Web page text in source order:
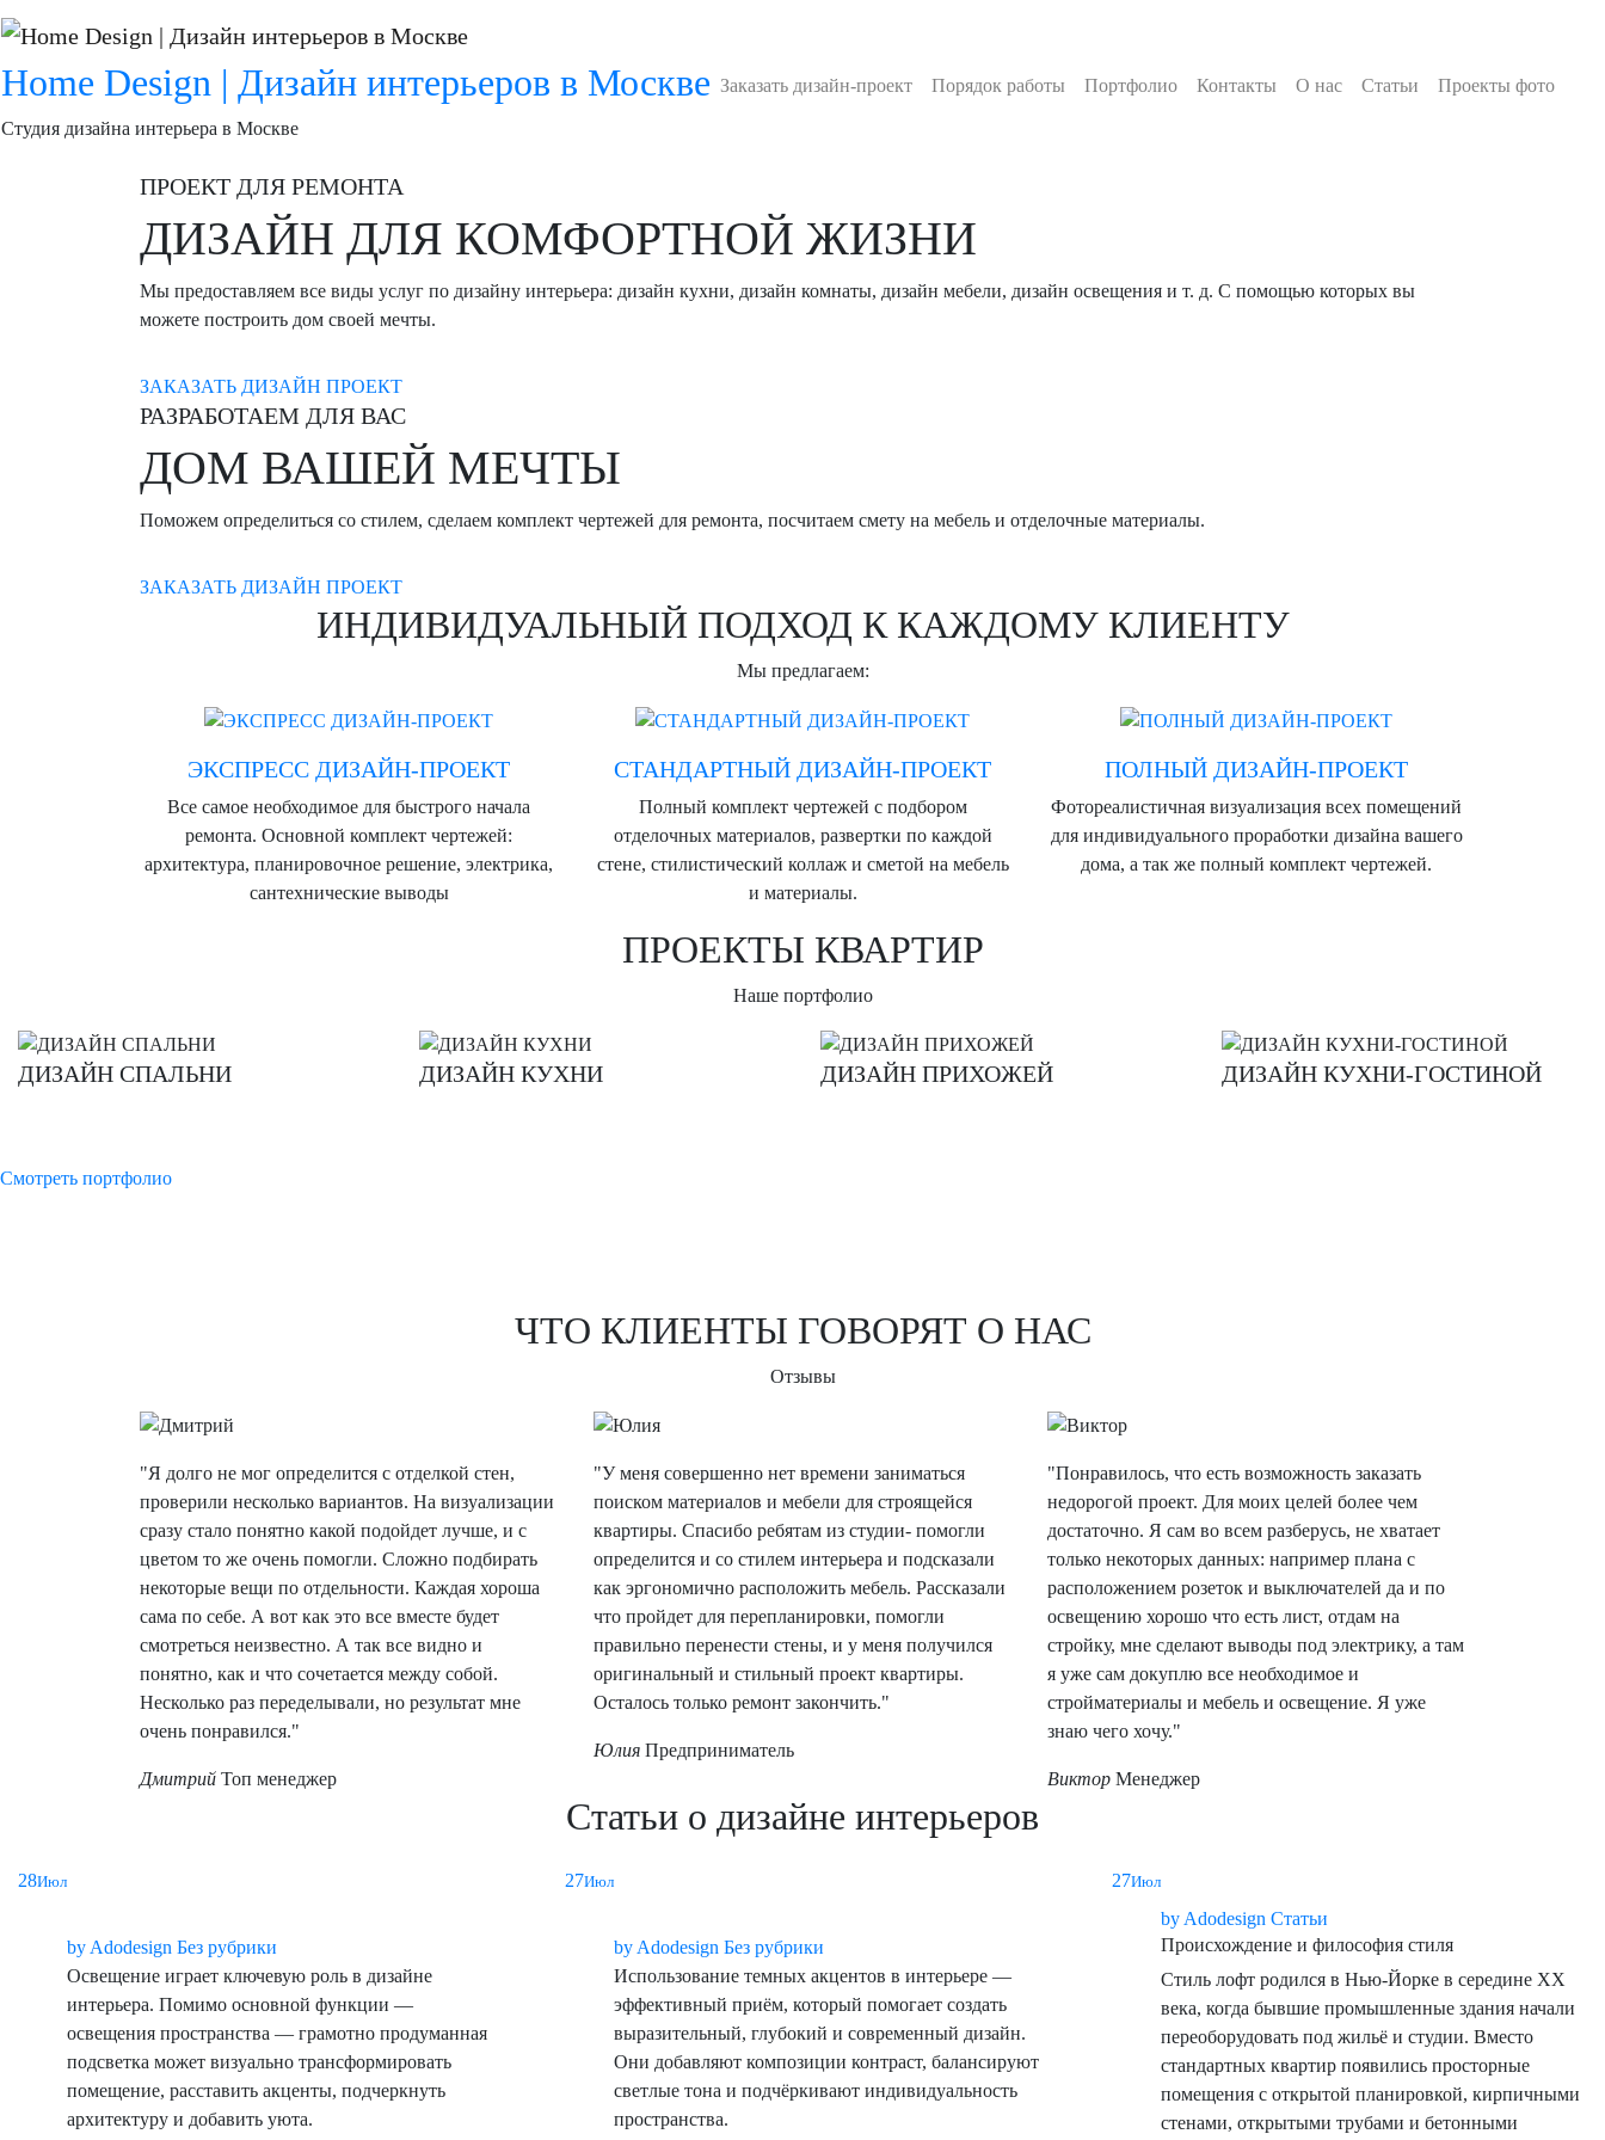
to
content
Home Design | Дизайн интерьеров в Москве
Студия дизайна интерьера в Москве
Заказать дизайн-проект Порядок работы Портфолио Контакты О нас Статьи Проекты фото
ПРОЕКТ ДЛЯ РЕМОНТА
ДИЗАЙН ДЛЯ КОМФОРТНОЙ ЖИЗНИ
Мы предоставляем все виды услуг по дизайну интерьера: дизайн кухни, дизайн комнаты, дизайн мебели, дизайн освещения и т. д. С помощью которых вы
можете построить дом своей мечты.
ЗАКАЗАТЬ ДИЗАЙН ПРОЕКТ
РАЗРАБОТАЕМ ДЛЯ ВАС
ДОМ ВАШЕЙ МЕЧТЫ
Поможем определиться со стилем, сделаем комплект чертежей для ремонта, посчитаем смету на мебель и отделочные материалы.
ЗАКАЗАТЬ ДИЗАЙН ПРОЕКТ
ИНДИВИДУАЛЬНЫЙ ПОДХОД К КАЖДОМУ КЛИЕНТУ
Мы предлагаем:
ЭКСПРЕСС ДИЗАЙН-ПРОЕКТ
Все самое необходимое для быстрого начала
ремонта. Основной комплект чертежей:
архитектура, планировочное решение, электрика,
сантехнические выводы
СТАНДАРТНЫЙ ДИЗАЙН-ПРОЕКТ
Полный комплект чертежей с подбором
отделочных материалов, развертки по каждой
стене, стилистический коллаж и сметой на мебель
и материалы.
ПОЛНЫЙ ДИЗАЙН-ПРОЕКТ
Фотореалистичная визуализация всех помещений
для индивидуального проработки дизайна вашего
дома, а так же полный комплект чертежей.
ПРОЕКТЫ КВАРТИР
Наше портфолио
ДИЗАЙН СПАЛЬНИ ДИЗАЙН КУХНИ ДИЗАЙН ПРИХОЖЕЙ ДИЗАЙН КУХНИ-ГОСТИНОЙ
Смотреть портфолио
ЧТО КЛИЕНТЫ ГОВОРЯТ О НАС
Отзывы
"Я долго не мог определится с отделкой стен,
проверили несколько вариантов. На визуализации
сразу стало понятно какой подойдет лучше, и с
цветом то же очень помогли. Сложно подбирать
некоторые вещи по отдельности. Каждая хороша
сама по себе. А вот как это все вместе будет
смотреться неизвестно. А так все видно и
понятно, как и что сочетается между собой.
Несколько раз переделывали, но результат мне
очень понравился."
Дмитрий Топ менеджер
"У меня совершенно нет времени заниматься
поиском материалов и мебели для строящейся
квартиры. Спасибо ребятам из студии- помогли
определится и со стилем интерьера и подсказали
как эргономично расположить мебель. Рассказали
что пройдет для перепланировки, помогли
правильно перенести стены, и у меня получился
оригинальный и стильный проект квартиры.
Осталось только ремонт закончить."
Юлия Предприниматель
"Понравилось, что есть возможность заказать
недорогой проект. Для моих целей более чем
достаточно. Я сам во всем разберусь, не хватает
только некоторых данных: например плана с
расположением розеток и выключателей да и по
освещению хорошо что есть лист, отдам на
стройку, мне сделают выводы под электрику, а там
я уже сам докуплю все необходимое и
стройматериалы и мебель и освещение. Я уже
знаю чего хочу."
Виктор Менеджер
Статьи о дизайне интерьеров
28Июл
by Adodesign Без рубрики
Освещение играет ключевую роль в дизайне
интерьера. Помимо основной функции —
освещения пространства — грамотно продуманная
подсветка может визуально трансформировать
помещение, расставить акценты, подчеркнуть
архитектуру и добавить уюта.
27Июл
by Adodesign Без рубрики
Использование темных акцентов в интерьере —
эффективный приём, который помогает создать
выразительный, глубокий и современный дизайн.
Они добавляют композиции контраст, балансируют
светлые тона и подчёркивают индивидуальность
пространства.
27Июл
by Adodesign Статьи
Происхождение и философия стиля
Стиль лофт родился в Нью-Йорке в середине XX
века, когда бывшие промышленные здания начали
переоборудовать под жильё и студии. Вместо
стандартных квартир появились просторные
помещения с открытой планировкой, кирпичными
стенами, открытыми трубами и бетонными